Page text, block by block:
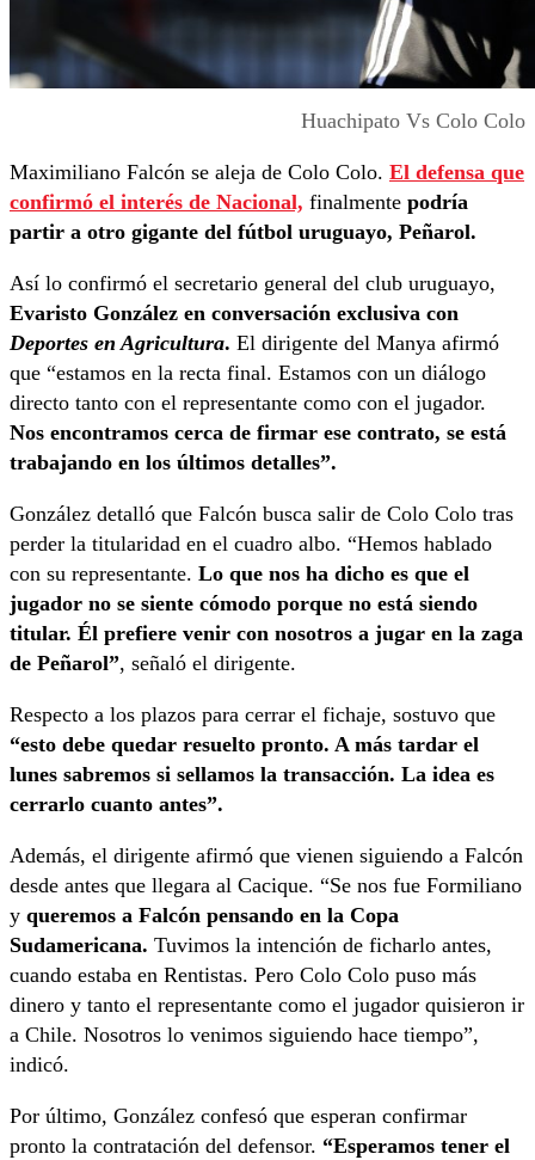
Huachipato Vs Colo Colo
Maximiliano Falcón se aleja de Colo Colo. El defensa que
confirmó el interés de Nacional, finalmente podría
partir a otro gigante del fútbol uruguayo, Peñarol.
Así lo confirmó el secretario general del club uruguayo,
Evaristo González en conversación exclusiva con
Deportes en Agricultura. El dirigente del Manya afirmó
que “estamos en la recta final. Estamos con un diálogo
directo tanto con el representante como con el jugador.
Nos encontramos cerca de firmar ese contrato, se está
trabajando en los últimos detalles”.
González detalló que Falcón busca salir de Colo Colo tras
perder la titularidad en el cuadro albo. “Hemos hablado
con su representante. Lo que nos ha dicho es que el
jugador no se siente cómodo porque no está siendo
titular. Él prefiere venir con nosotros a jugar en la zaga
de Peñarol”, señaló el dirigente.
Respecto a los plazos para cerrar el fichaje, sostuvo que
“esto debe quedar resuelto pronto. A más tardar el
lunes sabremos si sellamos la transacción. La idea es
cerrarlo cuanto antes”.
Además, el dirigente afirmó que vienen siguiendo a Falcón
desde antes que llegara al Cacique. “Se nos fue Formiliano
y queremos a Falcón pensando en la Copa
Sudamericana. Tuvimos la intención de ficharlo antes,
cuando estaba en Rentistas. Pero Colo Colo puso más
dinero y tanto el representante como el jugador quisieron ir
a Chile. Nosotros lo venimos siguiendo hace tiempo”,
indicó.
Por último, González confesó que esperan confirmar
pronto la contratación del defensor. “Esperamos tener el